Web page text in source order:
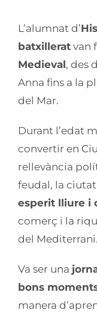
L’alumnat d’
batxillerat van
Medieval, des
Anna fins a la
del Mar.
Durant l’edat
convertir en
rellevància
feudal, la
esperit lliure i
comerç i la
del Mediterrani.
Va ser una
bons
manera